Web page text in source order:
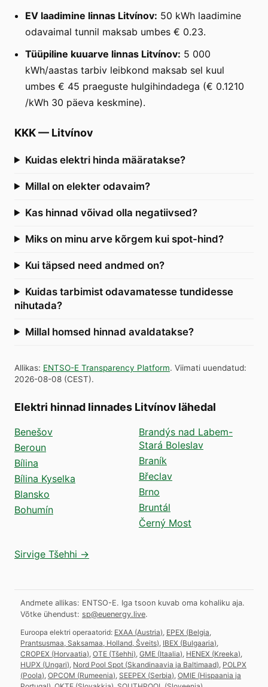
EV laadimine linnas Litvínov: 50 kWh laadimine
odavaimal tunnil maksab umbes € 0.23.
Tüüpiline kuuarve linnas Litvínov: 5 000
kWh/aastas tarbiv leibkond maksab sel kuul
umbes € 45 praeguste hulgihindadega (€ 0.1210
/kWh 30 päeva keskmine).
KKK— Litvínov
Kuidas elektri hinda määratakse?
Millal on elekter odavaim?
Kas hinnad võivad olla negatiivsed?
Miks on minu arve kõrgem kui spot-hind?
Kui täpsed need andmed on?
Kuidas tarbimist odavamatesse tundidesse
nihutada?
Millal homsed hinnad avaldatakse?
Allikas: ENTSO-E Transparency Platform. Viimati uuendatud:
2026-08-08 (CEST).
Elektri hinnad linnades Litvínov lähedal
Benešov
Beroun
Bílina
Bílina Kyselka
Blansko
Bohumín
Brandýs nad Labem-
Stará Boleslav
Braník
Břeclav
Brno
Bruntál
Černý Most
Sirvige Tšehhi →
Andmete allikas: ENTSO-E. Iga tsoon kuvab oma kohaliku aja.
Võtke ühendust: sp@euenergy.live.
Euroopa elektri operaatorid: EXAA (Austria) EPEX (Belgia,
Prantsusmaa, Saksamaa, Holland, Šveits) IBEX (Bulgaaria)
CROPEX (Horvaatia) OTE (Tšehhi) GME (Itaalia) HENEX (Kreeka)
HUPX (Ungari) Nord Pool Spot (Skandinaavia ja Baltimaad) POLPX
(Poola) OPCOM (Rumeenia) SEEPEX (Serbia) OMIE (Hispaania ja